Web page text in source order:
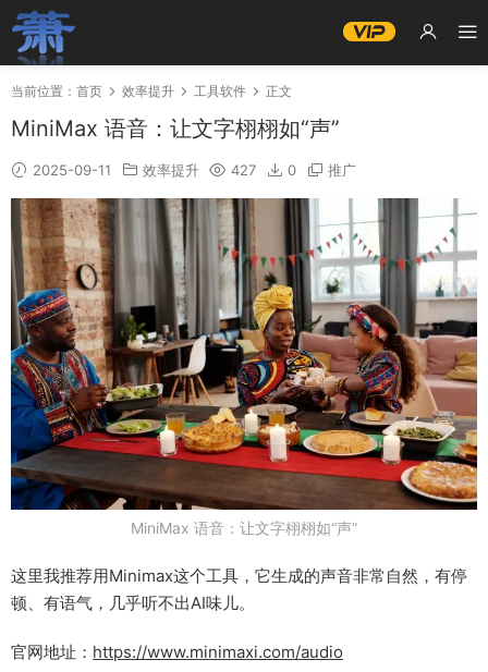
当前位置： 首页 效率提升 工具软件 正文
MiniMax 语音：让文字栩栩如“声”
2025-09-11 效率提升 427 0 推广
MiniMax 语音：让文字栩栩如“声”
这里我推荐用Minimax这个工具，它生成的声音非常自然，有停
顿、有语气，几乎听不出AI味儿。
官网地址： https://www.minimaxi.com/audio